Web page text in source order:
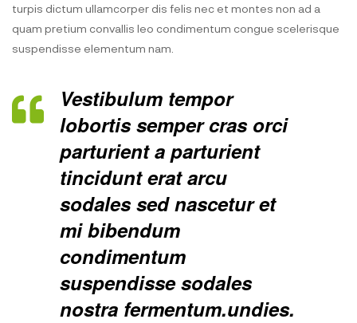
turpis dictum ullamcorper dis felis nec et montes non ad a
quam pretium convallis leo condimentum congue scelerisque
suspendisse elementum nam.
Vestibulum tempor
lobortis semper cras orci
parturient a parturient
tincidunt erat arcu
sodales sed nascetur et
mi bibendum
condimentum
suspendisse sodales
nostra fermentum.undies.